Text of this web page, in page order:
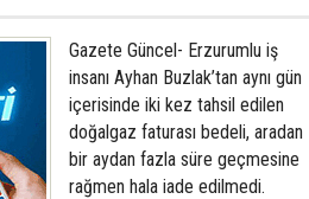
Gazete Güncel- Erzurumlu iş
insanı Ayhan Buzlak’tan aynı gün
içerisinde iki kez tahsil edilen
doğalgaz faturası bedeli, aradan
bir aydan fazla süre geçmesine
rağmen hala iade edilmedi.